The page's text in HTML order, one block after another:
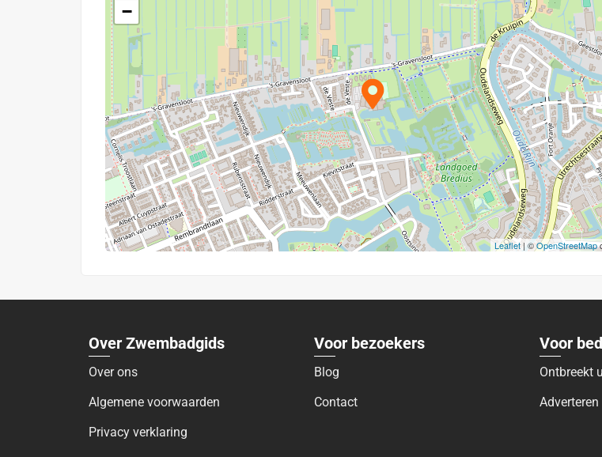
−
Leaflet | ©OpenStreetMap
Over Zwembadgids
Over ons
Algemene voorwaarden
Privacy verklaring
Voor bezoekers
Blog
Contact
Voor
Ontbreekt
Adverteren